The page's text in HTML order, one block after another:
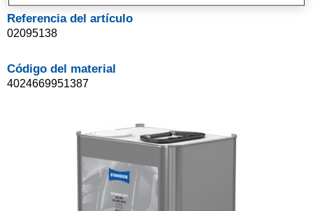
Referencia del artículo
02095138
Código del material
4024669951387